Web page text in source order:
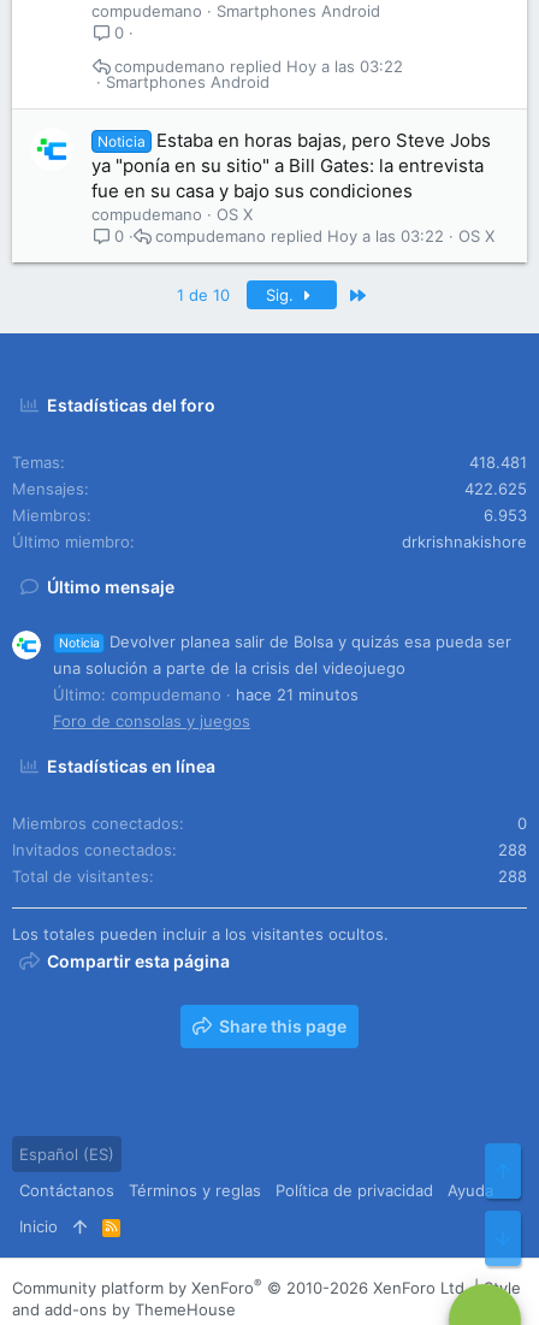
compudemano
Smartphones Android
0
Smartphones Android
Hoy a las 03:22
compudemano
Noticia
Estaba en horas bajas, pero Steve Jobs
ya "ponía en su sitio" a Bill Gates: la entrevista
fue en su casa y bajo sus condiciones
compudemano
OS X
0
OS X
Hoy a las 03:22
compudemano
1 de 10 Sig.
Estadísticas del foro
Temas
418.481
Mensajes
422.625
Miembros
6.953
Último miembro
drkrishnakishore
Último mensaje
Noticia
Devolver planea salir de Bolsa y quizás esa pueda ser
una solución a parte de la crisis del videojuego
Último: compudemano
hace 21 minutos
Foro de consolas y juegos
Estadísticas en línea
Miembros conectados
0
Invitados conectados
288
Total de visitantes
288
Los totales pueden incluir a los visitantes ocultos.
Compartir esta página
Share this page
Español (ES)
Contáctanos
Términos y reglas Política de privacidad
Ayuda
Inicio
R
S
S
Community platform by XenForo® © 2010-2026 XenForo Ltd. |Style
and add-ons by ThemeHouse